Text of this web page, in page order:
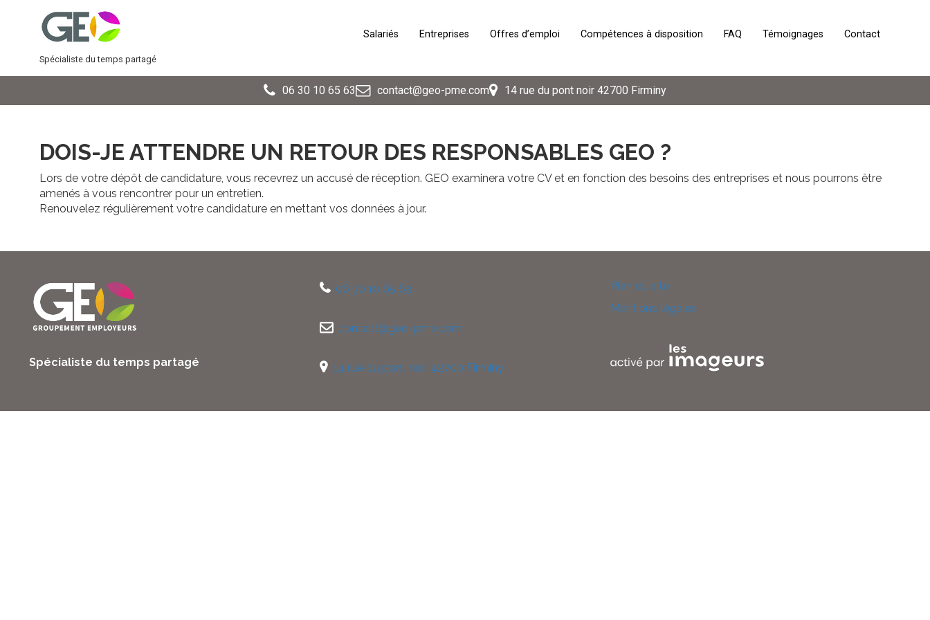
Spécialiste du temps partagé
Salariés Entreprises Offres d’emploi Compétences à disposition FAQ Témoignages Contact
06 30 10 65 63 contact@geo-pme.com 14 rue du pont noir 42700 Firminy
DOIS-JE ATTENDRE UN RETOUR DES RESPONSABLES GEO ?
Lors de votre dépôt de candidature, vous recevrez un accusé de réception. GEO examinera votre CV et en fonction des besoins des entreprises et nous pourrons être
amenés à vous rencontrer pour un entretien.
Renouvelez régulièrement votre candidature en mettant vos données à jour.
Spécialiste du temps partagé
06 30 10 65 63
contact@geo-pme.com
14 rue du pont noir 42700 Firminy
Plan du site
Mentions légales